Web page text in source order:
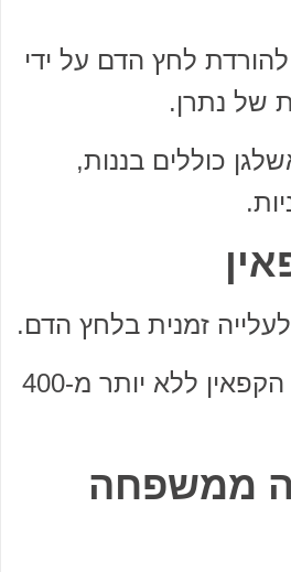
להורדת לחץ הדם על ידי
של נתרן.
כוללים בננות,
לעלייה זמנית בלחץ הדם.
הגבילו את צריכת הקפאין ללא יותר מ-400
ממשפחה